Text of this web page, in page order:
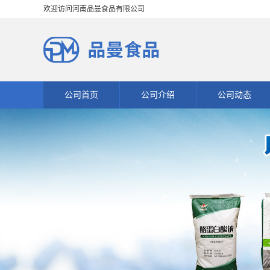
欢迎访问河南品曼食品有限公司
公司首页 公司介绍 公司动态